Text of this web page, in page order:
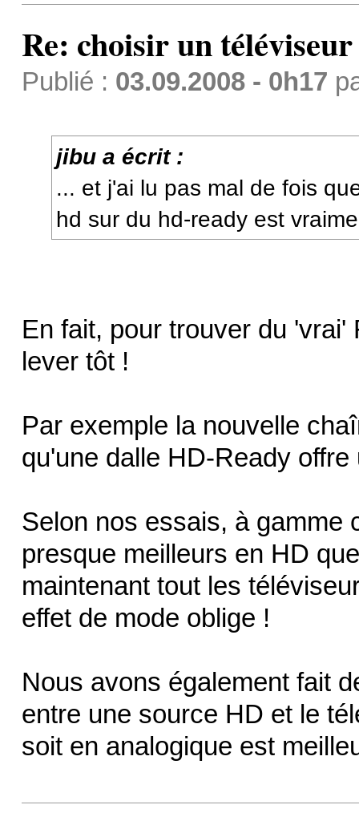
Re: choisir un téléviseur
Publié : 03.09.2008 - 0h17
jibu a écrit :
... et j'ai lu pas mal de fois
hd sur du hd-ready est
En fait, pour trouver du
lever tôt !
Par exemple la nouvelle
qu'une dalle HD-Ready
Selon nos essais, à gamme
presque meilleurs en HD
maintenant tout les
effet de mode oblige !
Nous avons également fait
entre une source HD et le
soit en analogique est